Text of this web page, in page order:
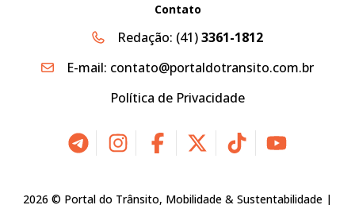
Contato
Redação: (41)3361-1812
E-mail: contato@portaldotransito.com.br
Política de Privacidade
2026 © Portal do Trânsito, Mobilidade & Sustentabilidade |